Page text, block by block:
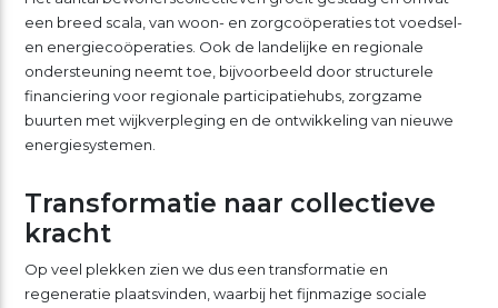
een breed scala, van woon- en zorgcoöperaties tot voedsel-
en energiecoöperaties. Ook de landelijke en regionale
ondersteuning neemt toe, bijvoorbeeld door structurele
financiering voor regionale participatiehubs, zorgzame
buurten met wijkverpleging en de ontwikkeling van nieuwe
energiesystemen.
Transformatie naar collectieve
kracht
Op veel plekken zien we dus een transformatie en
regeneratie plaatsvinden, waarbij het fijnmazige sociale